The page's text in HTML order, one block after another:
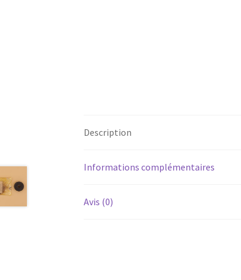
Description
Informations complémentaires
Avis (0)